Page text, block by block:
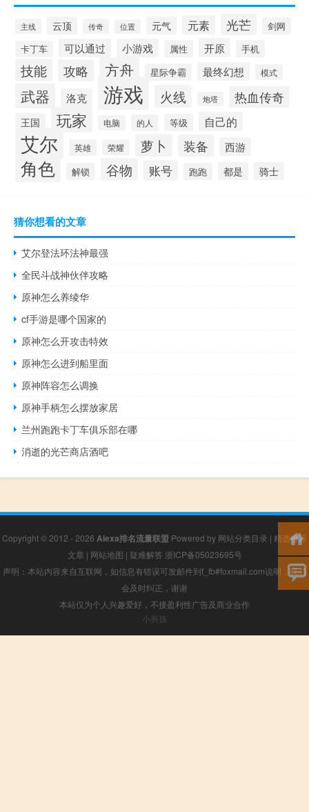
主线 云顶 传奇 位置 元气 元素 光芒 剑网
卡丁车 可以通过 小游戏 属性 开原 手机
技能 攻略 方舟 星际争霸 最终幻想 模式
武器 洛克 游戏 火线 炮塔 热血传奇
王国 玩家 电脑 的人 等级 自己的
艾尔 英雄 荣耀 萝卜 装备 西游
角色 解锁 谷物 账号 跑跑 都是 骑士
猜你想看的文章
艾尔登法环法神最强
全民斗战神伙伴攻略
原神怎么养绫华
cf手游是哪个国家的
原神怎么开攻击特效
原神怎么进到船里面
原神阵容怎么调换
原神手柄怎么摆放家居
兰州跑跑卡丁车俱乐部在哪
消逝的光芒商店酒吧
Copyright © 2012 - 2026 Alexa排名流量联盟 Powered by 网站分类目录 | 精选推荐
文章 | 网站地图 | 疑难解答 浙ICP备05023695号
声明：本站内容来自互联网，如信息有错误可发邮件到f_fb#foxmail.com说明，我们
会及时纠正，谢谢
本站仅为个人兴趣爱好，不接盈利性广告及商业合作
小男孩